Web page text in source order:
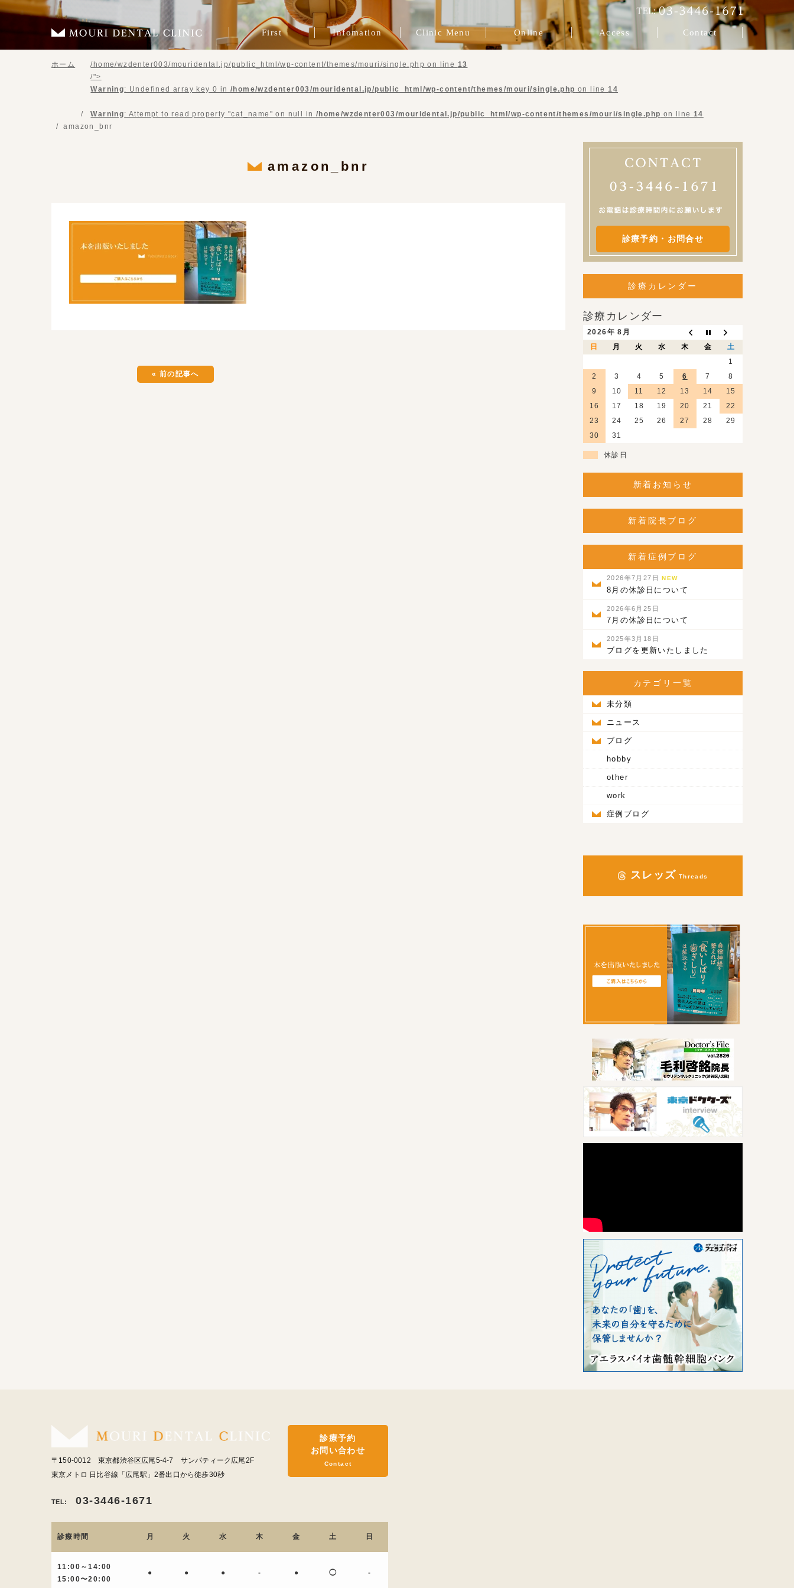
First Infomation
症例ブログ
ブログ
スタッフ紹介
治療費
Clinic Menu
精密根管治療
審美歯科
矯正治療
インビザライン
歯周病治療
咬合治療
インプラント治療
補綴治療
プレマタニティ
予防歯科
Online Access Contact
ホーム /home/wzdenter003/mouridental.jp/public_html/wp-content/themes/mouri/single.php on line 13
/">
Warning: Undefined array key 0 in/home/wzdenter003/mouridental.jp/public_html/wp-content/themes/mouri/single.php on line14
Warning: Attempt to read property "cat_name" on null in /home/wzdenter003/mouridental.jp/public_html/wp-content/themes/mouri/single.php on line14
amazon_bnr
amazon_bnr
« 前の記事へ
診療予約・お問合せ
診療カレンダー
診療カレンダー
2026年 8月
日
月 火 水 木 金
土
1
2
3 4 5 6 7
8
9
10 11 12 13 14
15
16
17 18 19 20 21
22
23
24 25 26 27 28
29
30
31
休診日
新着お知らせ
新着院長ブログ
新着症例ブログ
2026年7月27日NEW
8月の休診日について
2026年6月25日
7月の休診日について
2025年3月18日
ブログを更新いたしました
カテゴリ一覧
未分類
ニュース
ブログ
hobby
other
work
症例ブログ
スレッズ Threads
〒150-0012 東京都渋谷区広尾5-4-7 サンパティーク広尾2F
東京メトロ 日比谷線「広尾駅」2番出口から徒歩30秒
診療予約
お問い合わせ
Contact
TEL: 03-3446-1671
診療時間 月 火 水 木 金 土 日
11:00～14:00
15:00〜20:00
● ● ● - ● ◯ -